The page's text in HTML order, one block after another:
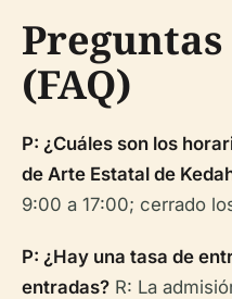
(FAQ)
P: ¿Cuáles son los
de Arte Estatal de
9:00 a 17:00; cerrado
P: ¿Hay una tasa de
entradas? R: La